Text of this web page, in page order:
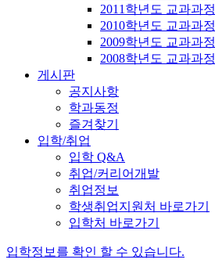
2011학년도 교과과정
2010학년도 교과과정
2009학년도 교과과정
2008학년도 교과과정
게시판
공지사항
학과동정
즐겨찾기
입학/취업
입학 Q&A
취업/커리어개발
취업정보
학생취업지원처 바로가기
입학처 바로가기
입학정보를 확인 할 수 있습니다.